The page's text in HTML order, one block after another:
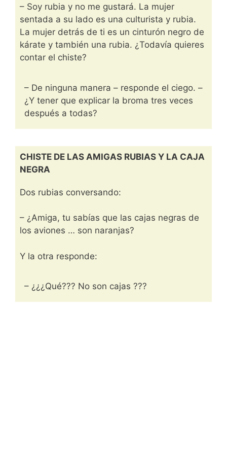
– Soy rubia y no me gustará. La mujer
sentada a su lado es una culturista y rubia.
La mujer detrás de ti es un cinturón negro de
kárate y también una rubia. ¿Todavía quieres
contar el chiste?
– De ninguna manera – responde el ciego. –
¿Y tener que explicar la broma tres veces
después a todas?
CHISTE DE LAS AMIGAS RUBIAS Y LA CAJA
NEGRA
Dos rubias conversando:
– ¿Amiga, tu sabías que las cajas negras de
los aviones … son naranjas?
Y la otra responde:
– ¿¿¿Qué??? No son cajas ???